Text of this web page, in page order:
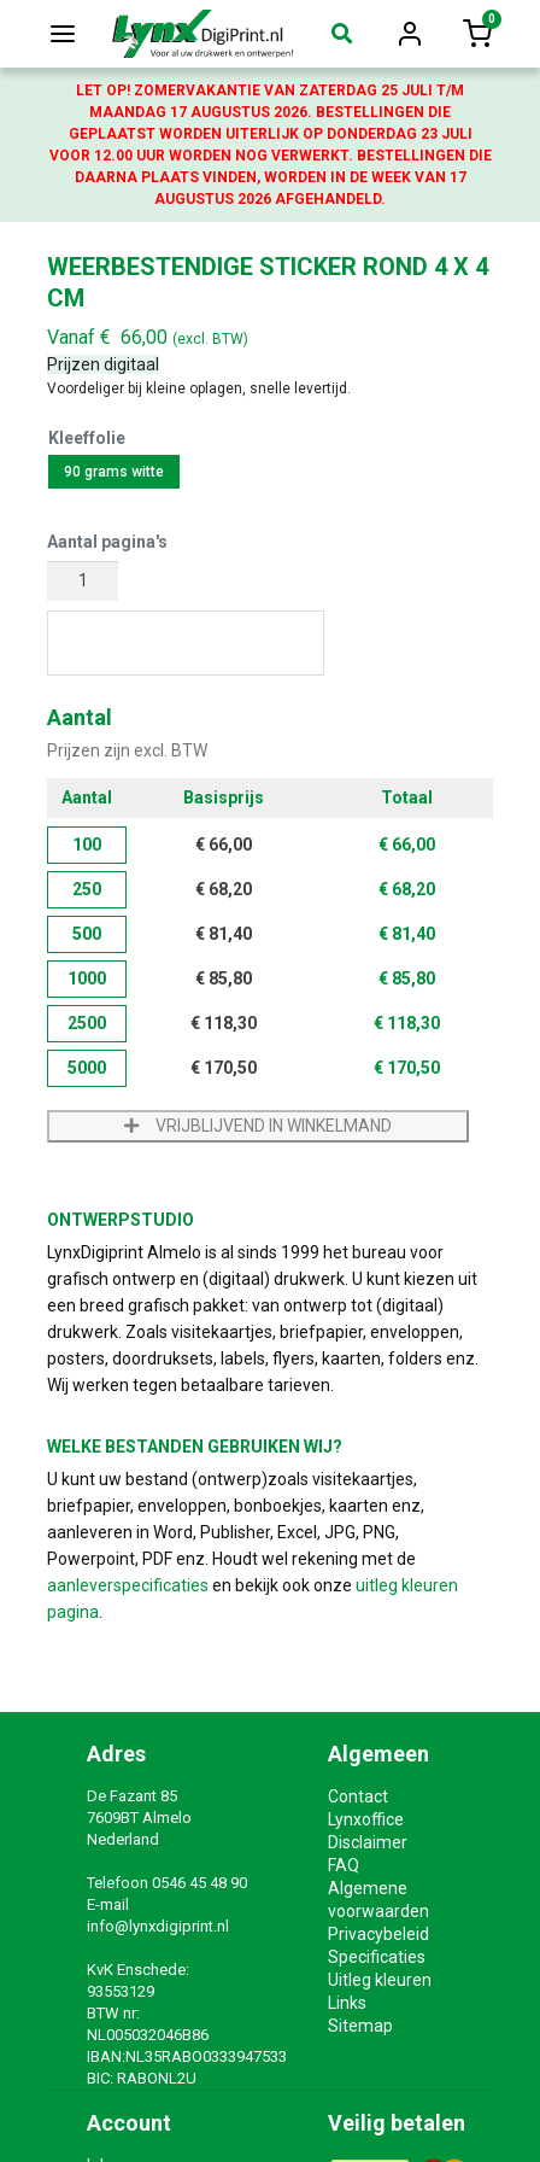
Login
0
LET OP! ZOMERVAKANTIE VAN ZATERDAG 25 JULI T/M
MAANDAG 17 AUGUSTUS 2026. BESTELLINGEN DIE
GEPLAATST WORDEN UITERLIJK OP DONDERDAG 23 JULI
VOOR 12.00 UUR WORDEN NOG VERWERKT. BESTELLINGEN DIE
DAARNA PLAATS VINDEN, WORDEN IN DE WEEK VAN 17
AUGUSTUS 2026 AFGEHANDELD.
WEERBESTENDIGE STICKER ROND 4 X 4
CM
Vanaf € 66,00 (excl. BTW)
Prijzen digitaal
Voordeliger bij kleine oplagen, snelle levertijd.
Kleeffolie
90 grams witte
Aantal pagina's
Aantal
Prijzen zijn excl. BTW
Aantal Basisprijs Totaal
100 € 66,00 € 66,00
250 € 68,20 € 68,20
500 € 81,40 € 81,40
1000 € 85,80 € 85,80
2500 € 118,30 € 118,30
5000 € 170,50 € 170,50
VRIJBLIJVEND IN WINKELMAND
ONTWERPSTUDIO
LynxDigiprint Almelo is al sinds 1999 het bureau voor
grafisch ontwerp en (digitaal) drukwerk. U kunt kiezen uit
een breed grafisch pakket: van ontwerp tot (digitaal)
drukwerk. Zoals visitekaartjes, briefpapier, enveloppen,
posters, doordruksets, labels, flyers, kaarten, folders enz.
Wij werken tegen betaalbare tarieven.
WELKE BESTANDEN GEBRUIKEN WIJ?
U kunt uw bestand (ontwerp)zoals visitekaartjes,
briefpapier, enveloppen, bonboekjes, kaarten enz,
aanleveren in Word, Publisher, Excel, JPG, PNG,
Powerpoint, PDF enz. Houdt wel rekening met de
aanleverspecificaties en bekijk ook onze uitleg kleuren
pagina
Adres
De Fazant 85
7609BT Almelo
Nederland
Telefoon 0546 45 48 90
E-mail
info@lynxdigiprint.nl
KvK Enschede:
93553129
BTW nr:
NL005032046B86
IBAN:NL35RABO0333947533
BIC: RABONL2U
Algemeen
Contact
Lynxoffice
Disclaimer
FAQ
Algemene
voorwaarden
Privacybeleid
Specificaties
Uitleg kleuren
Links
Sitemap
Account Veilig betalen